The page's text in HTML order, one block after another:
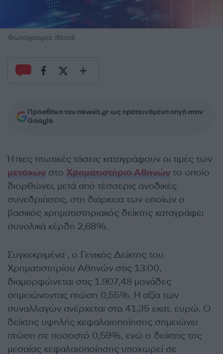
Φωτογραφία: iStock
Προσθήκη του newsit.gr ως προτεινόμενη πηγή στην
Google
Ήπιες πτωτικές τάσεις καταγράφουν οι τιμές των
μετοχών στο Χρηματιστήριο Αθηνών το οποίο
διορθώνει, μετά από τέσσερις ανοδικές
συνεδριάσεις, στη διάρκεια των οποίων ο
βασικός χρηματιστηριακός δείκτης καταγράφει
συνολικά κέρδη 2,68%.
Συγκεκριμένα , ο Γενικός Δείκτης του
Χρηματιστηρίου Αθηνών στις 13:00,
διαμορφώνεται στις 1.907,48 μονάδες
σημειώνοντας πτώση 0,55%. Η αξία των
συναλλαγών ανέρχεται στα 41,35 εκατ. ευρώ. Ο
δείκτης υψηλής κεφαλαιοποίησης σημειώνει
πτώση σε ποσοστό 0,59%, ενώ ο δείκτης της
μεσαίας κεφαλαιοποίησης υποχωρεί σε